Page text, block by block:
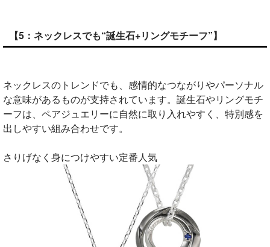
【5：ネックレスでも“誕生石+リングモチーフ”】
ネックレスのトレンドでも、感情的なつながりやパーソナル
な意味があるものが支持されています。誕生石やリングモチ
ーフは、ペアジュエリーに自然に取り入れやすく、特別感を
出しやすい組み合わせです。
さりげなく身につけやすい定番人気